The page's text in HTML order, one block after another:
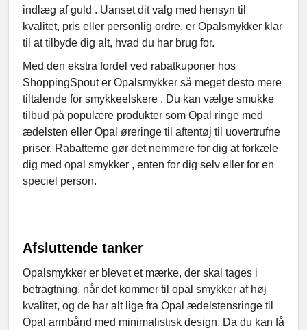
indlæg af guld . Uanset dit valg med hensyn til
kvalitet, pris eller personlig ordre, er Opalsmykker klar
til at tilbyde dig alt, hvad du har brug for.
Med den ekstra fordel ved rabatkuponer hos
ShoppingSpout er Opalsmykker så meget desto mere
tiltalende for smykkeelskere . Du kan vælge smukke
tilbud på populære produkter som Opal ringe med
ædelsten eller Opal øreringe til aftentøj til uovertrufne
priser. Rabatterne gør det nemmere for dig at forkæle
dig med opal smykker , enten for dig selv eller for en
speciel person.
Afsluttende tanker
Opalsmykker er blevet et mærke, der skal tages i
betragtning, når det kommer til opal smykker af høj
kvalitet, og de har alt lige fra Opal ædelstensringe til
Opal armbånd med minimalistisk design. Da du kan få